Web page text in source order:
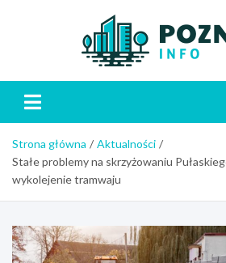
Strona główna
Aktualności
Stałe problemy na skrzyżowaniu
wykolejenie tramwaju